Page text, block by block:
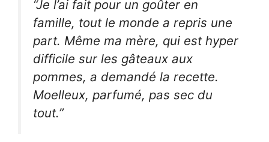
“Je l’ai fait pour un goûter en
famille, tout le monde a repris une
part. Même ma mère, qui est hyper
difficile sur les gâteaux aux
pommes, a demandé la recette.
Moelleux, parfumé, pas sec du
tout.”